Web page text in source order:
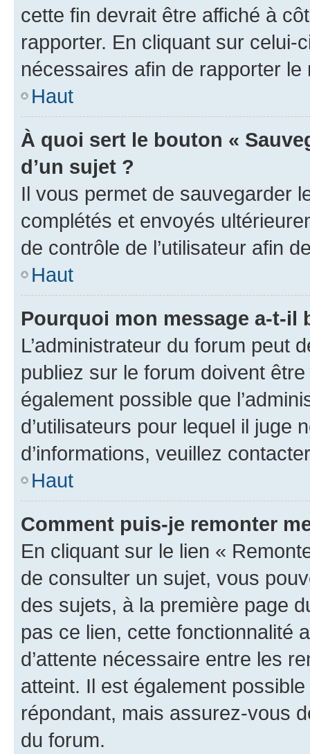
cette fin devrait être affiché à
rapporter. En cliquant sur
nécessaires afin de rapporter le
Haut
À quoi sert le bouton «
d’un sujet ?
Il vous permet de sauvegarder
complétés et envoyés
de contrôle de l’utilisateur afin
Haut
Pourquoi mon message a-t-il
L’administrateur du forum peut
publiez sur le forum doivent
également possible que
d’utilisateurs pour lequel il juge
d’informations, veuillez
Haut
Comment puis-je remonter
En cliquant sur le lien «
de consulter un sujet, vous
des sujets, à la première page
pas ce lien, cette fonctionnalité
d’attente nécessaire entre les
atteint. Il est également
répondant, mais assurez-vous
du forum.